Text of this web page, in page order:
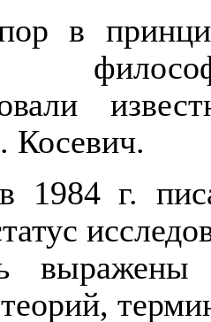
в
Косевич.
1984 г.